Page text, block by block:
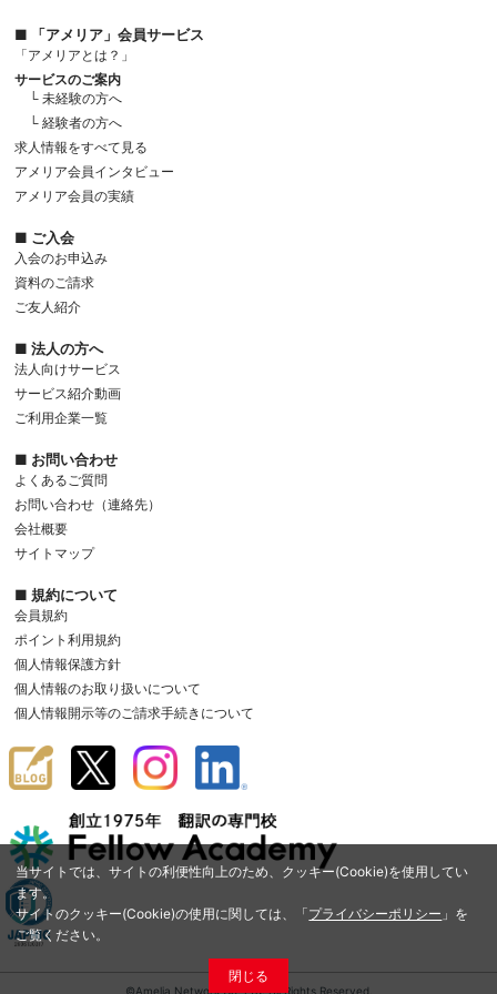
当サイトでは、サイトの利便性向上のため、クッキー(Cookie)を使用してい
ます。
サイトのクッキー(Cookie)の使用に関しては、「プライバシーポリシー 」を
ご覧ください。
閉じる
■ 「アメリア」会員サービス
「アメリアとは？」
サービスのご案内
└ 未経験の方へ
└ 経験者の方へ
求人情報をすべて見る
アメリア会員インタビュー
アメリア会員の実績
■ ご入会
入会のお申込み
資料のご請求
ご友人紹介
■ 法人の方へ
法人向けサービス
サービス紹介動画
ご利用企業一覧
■ お問い合わせ
よくあるご質問
お問い合わせ（連絡先）
会社概要
サイトマップ
■ 規約について
会員規約
ポイント利用規約
個人情報保護方針
個人情報のお取り扱いについて
個人情報開示等のご請求手続きについて
©Amelia Network Co.,Ltd. All Rights Reserved.